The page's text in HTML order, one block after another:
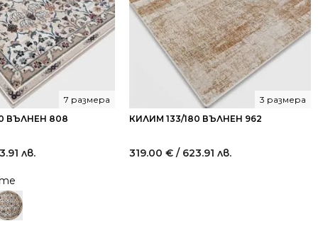
ВЪЛНЕН 808
7 размера
лв.
КИЛИМ 133/180 ВЪЛНЕН 962
3 размера
319.00 € / 623.91 лв.